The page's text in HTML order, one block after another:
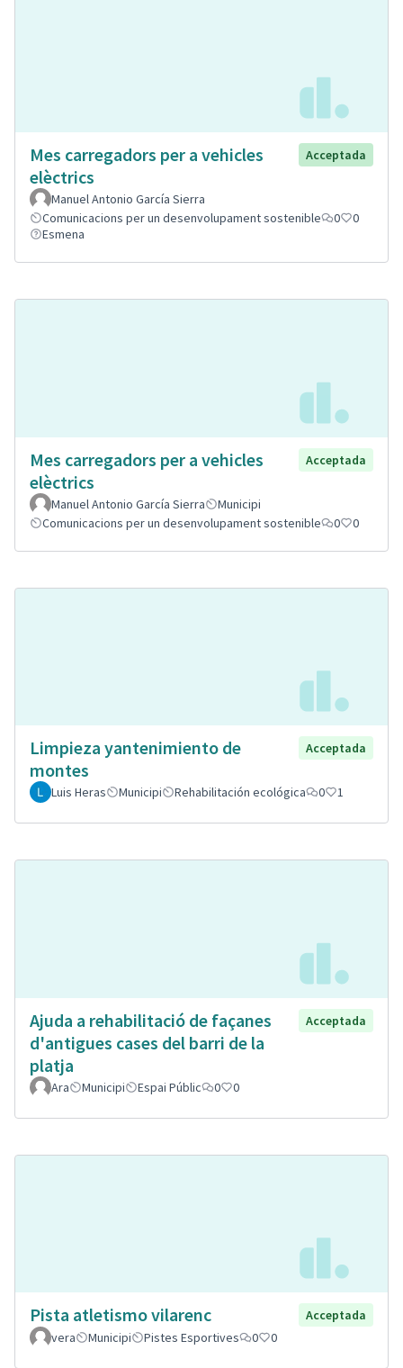
Mes carregadors per a vehicles
elèctrics
Acceptada
Manuel Antonio García Sierra
Comunicacions per un desenvolupament sostenible
0
0
Esmena
Mes carregadors per a vehicles
elèctrics
Acceptada
Manuel Antonio García Sierra
Municipi
Comunicacions per un desenvolupament sostenible
0 0
Limpieza yantenimiento de
montes
Acceptada
Luis Heras Municipi Rehabilitación ecológica 0 1
Ajuda a rehabilitació de façanes
d'antigues cases del barri de la
platja
Acceptada
Ara Municipi Espai Públic 0 0
Pista atletismo vilarenc
Acceptada
vera
Municipi Pistes Esportives 0 0